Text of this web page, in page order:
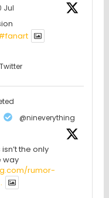
Jul
ㅤㅤㅤㅤ
Twitter
@nineverything
the only
way
rumor-